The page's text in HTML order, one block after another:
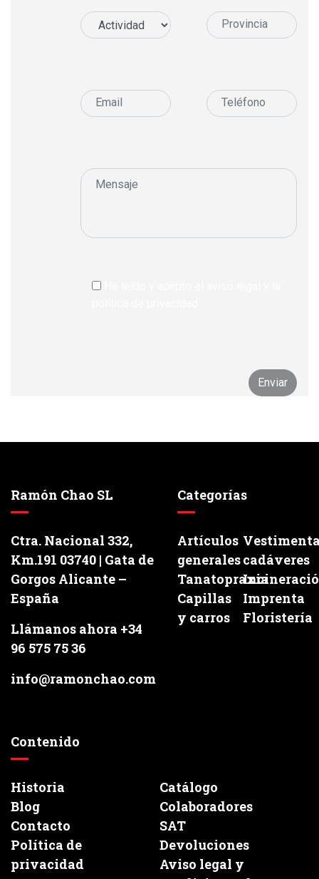
Ramón Chao SL
Ctra. Nacional 332,
Km.191 03740 | Gata de
Gorgos Alicante –
España
Llámanos ahora +34
96 575 75 36
info@ramonchao.com
Categorías
Artículos
generalescadáveres
Tanatopraxia
Capillas
y carros
Imprenta
Floristería
Contenido
Historia
Catálogo
Blog
Colaboradores
Contacto
SAT
Política de
privacidad
Devoluciones
Aviso legal y